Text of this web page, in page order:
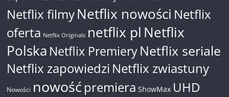
Netflix filmyNetflix nowości Netflix
oferta Netflix Originals netflix pl Netflix
Polska Netflix PremieryNetflix seriale
Netflix zapowiedzi Netflix zwiastuny
Nowości nowość premiera ShowMax UHD